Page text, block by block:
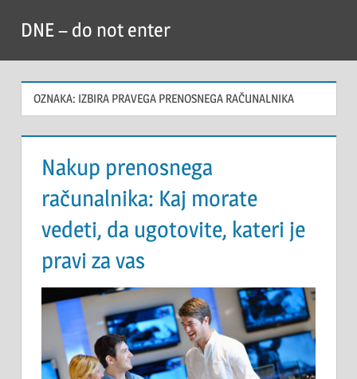
content
DNE – do not enter
OZNAKA: IZBIRA PRAVEGA PRENOSNEGA RAČUNALNIKA
Nakup prenosnega
računalnika: Kaj morate
vedeti, da ugotovite, kateri je
pravi za vas